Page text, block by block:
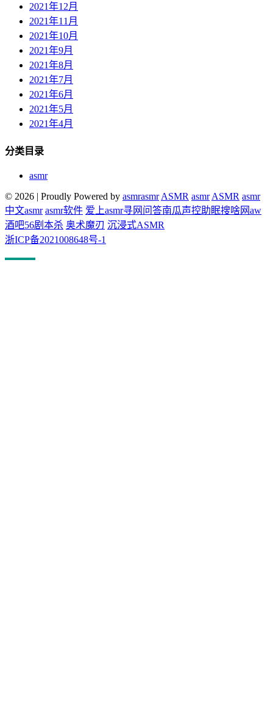
2021年12月
2021年11月
2021年10月
2021年9月
2021年8月
2021年7月
2021年6月
2021年5月
2021年4月
分类目录
asmr
© 2026 | Proudly Powered by asmrasmr ASMR asmr ASMR asmr
中文asmr asmr软件 爱上asmr寻网问答南瓜声控助眠搜啥网aw
酒吧56剧本杀 奥术魔刃 沉浸式ASMR
浙ICP备2021008648号-1